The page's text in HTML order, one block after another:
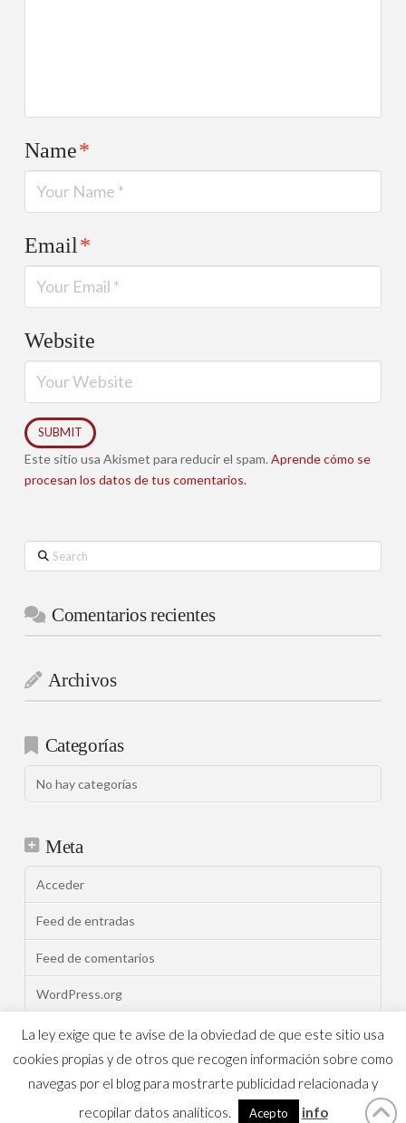
Name*
Email*
Website
Este sitio usa Akismet para reducir el spam. Aprende cómo se
procesan los datos de tus comentarios.
Search
Comentarios recientes
Archivos
Categorías
No hay categorías
Meta
Acceder
Feed de entradas
Feed de comentarios
WordPress.org
Muebles Peñalver X THEME
La ley exige que te avise de la obviedad de que este sitio usa
cookies propias y de otros que recogen información sobre como
navegas por el blog para mostrarte publicidad relacionada y
recopilar datos analíticos.
Acepto info